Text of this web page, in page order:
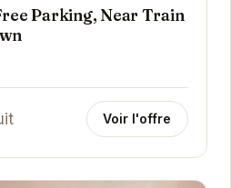
Parking, Near Train
Voir l'offre